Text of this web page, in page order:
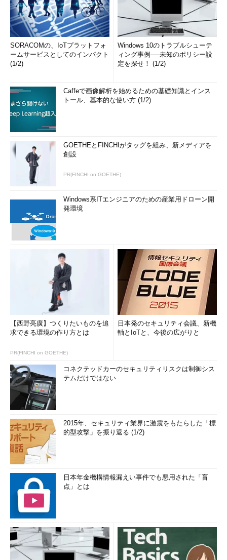
SORACOMの、IoTプラットフォ
ームサービスとしてのインパクト
(1/2)
Windows 10のトラブルシューテ
ィング事例──未知のポリシー設
定を探せ！ (1/2)
Caffeで画像解析を始めるための基礎知識とインス
トール、基本的な使い方 (1/2)
GOETHEとFINCHIがタッグを組み、新メディアを
創設
PR(FINCHI on GOETHE)
Windows系ITエンジニアのための産業用ドローン開
発環境
【西野亮廣】つくりたいものを追
求できる環境の作り方とは
PR(FINCHI on GOETHE)
日本発のセキュリティ会議、新機
軸とIoTと、今後の広がりと
コネクテッドカーのセキュリティリスクは制御シス
テムだけではない
2015年、セキュリティ業界に激震をもたらした「標
的型攻撃」を振り返る (1/2)
日本年金機構情報漏えい事件でも悪用された「盲
点」とは